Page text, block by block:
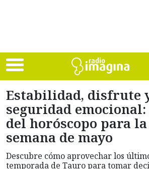
Estabilidad, disfrute
seguridad emocional:
del horóscopo para
semana de mayo
Descubre cómo aprovechar los
temporada de Tauro para tomar